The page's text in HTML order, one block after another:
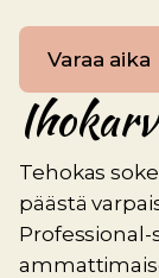
Varaa aika
Tehokas
päästä